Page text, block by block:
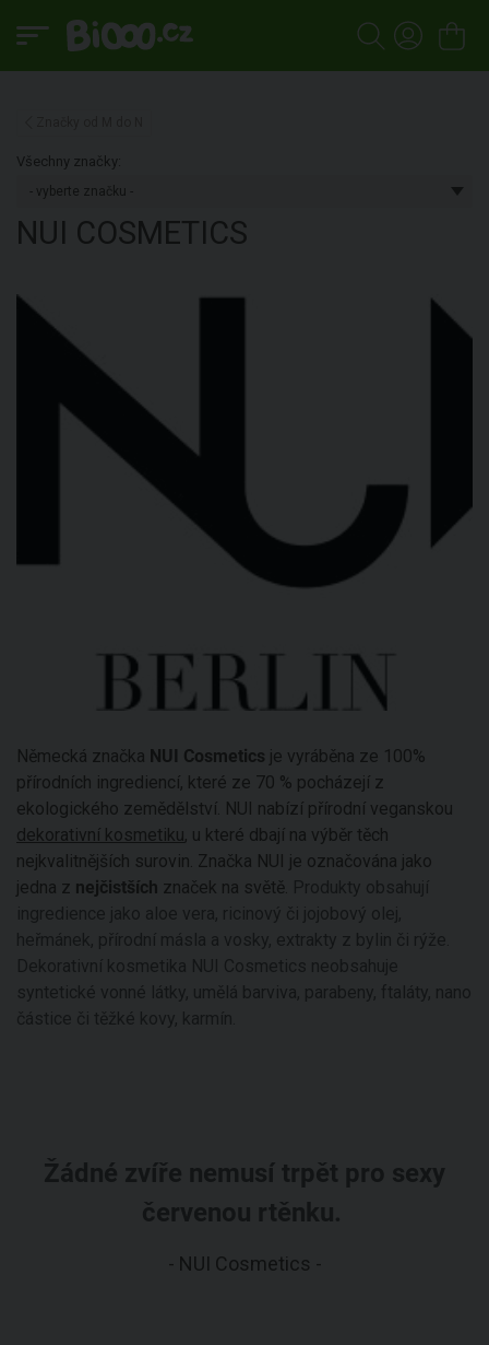
Všechny značky:
NUI COSMETICS
Německá značka NUI Cosmetics je vyráběna ze 100%
přírodních ingrediencí, které ze 70 % pocházejí z
ekologického zemědělství. NUI nabízí přírodní veganskou
dekorativní kosmetiku, u které dbají na výběr těch
nejkvalitnějších surovin. Značka NUI je označována jako
jedna z nejčistších značek na světě.
- NUI Cosmetics -